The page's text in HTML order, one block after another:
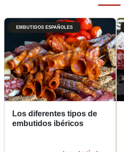
EMBUTIDOS ESPAÑOLES
Los diferentes tipos de
embutidos ibéricos